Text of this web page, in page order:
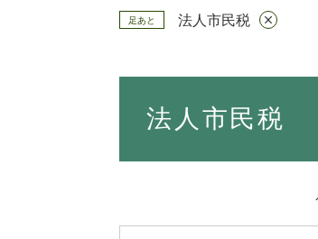
足あと 法人市民税
法人市民税